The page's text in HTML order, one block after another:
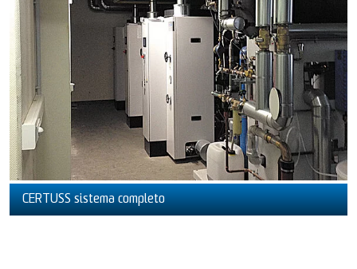
CERTUSS sistema completo